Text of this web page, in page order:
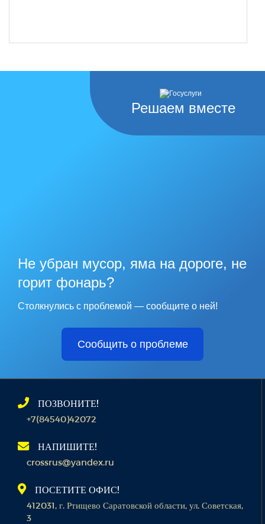
Решаем вместе
Не убран мусор, яма на дороге, не
горит фонарь?
Столкнулись с проблемой — сообщите о ней!
Сообщить о проблеме
ПОЗВОНИТЕ!
+7(84540)42072
НАПИШИТЕ!
crossrus@yandex.ru
ПОСЕТИТЕ ОФИС!
412031, г. Ртищево Саратовской области, ул. Советская,
3